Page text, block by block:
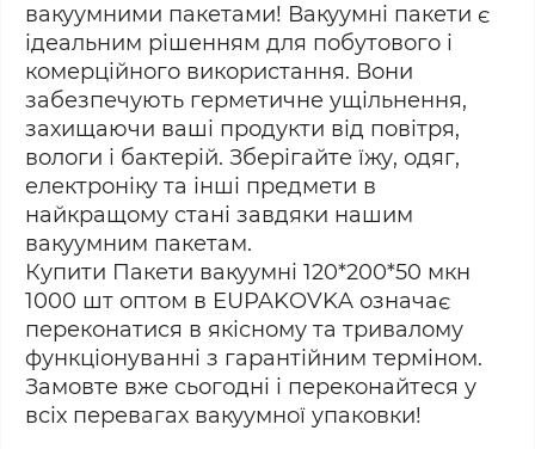
вакуумними пакетами! Вакуумні пакети є
ідеальним рішенням для побутового і
комерційного використання. Вони
забезпечують герметичне ущільнення,
захищаючи ваші продукти від повітря,
вологи і бактерій. Зберігайте їжу, одяг,
електроніку та інші предмети в
найкращому стані завдяки нашим
вакуумним пакетам.
Купити Пакети вакуумні 120*200*50 мкн
1000 шт оптом в EUPAKOVKA означає
переконатися в якісному та тривалому
функціонуванні з гарантійним терміном.
Замовте вже сьогодні і переконайтеся у
всіх перевагах вакуумної упаковки!